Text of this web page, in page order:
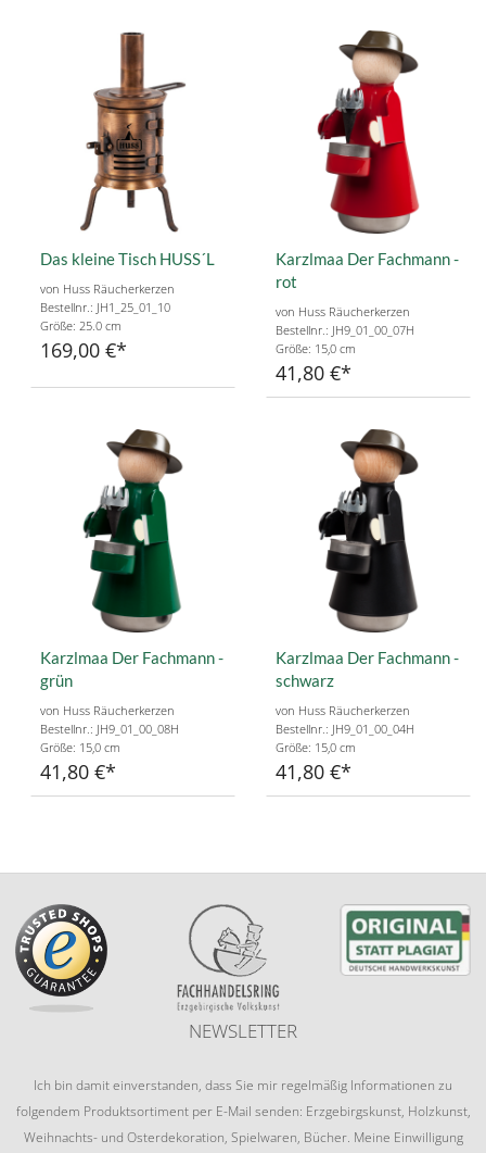
Das kleine Tisch HUSS´L
von Huss Räucherkerzen
Bestellnr.: JH1_25_01_10
Größe: 25.0 cm
169,00 €
Karzlmaa Der Fachmann -
rot
von Huss Räucherkerzen
Bestellnr.: JH9_01_00_07H
Größe: 15,0 cm
41,80 €
Karzlmaa Der Fachmann -
grün
von Huss Räucherkerzen
Bestellnr.: JH9_01_00_08H
Größe: 15,0 cm
41,80 €
Karzlmaa Der Fachmann -
schwarz
von Huss Räucherkerzen
Bestellnr.: JH9_01_00_04H
Größe: 15,0 cm
41,80 €
NEWSLETTER
Ich bin damit einverstanden, dass Sie mir regelmäßig Informationen zu
folgendem Produktsortiment per E-Mail senden: Erzgebirgskunst, Holzkunst,
Weihnachts- und Osterdekoration, Spielwaren, Bücher. Meine Einwilligung